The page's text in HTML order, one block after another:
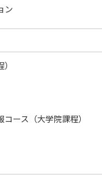
ン
ース（大学院課程）